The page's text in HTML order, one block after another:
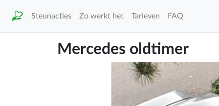
Steunacties Zo werkt het Tarieven FAQ
Mercedes oldtimer